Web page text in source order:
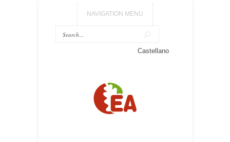
NAVIGATION MENU
Castellano